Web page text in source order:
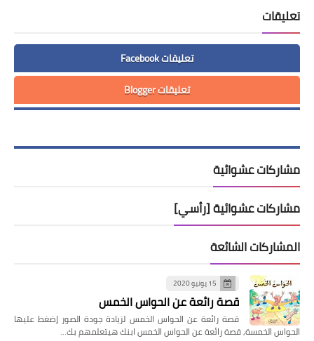
تعليقات
تعليقات Facebook
تعليقات Blogger
مشاركات عشوائية
مشاركات عشوائية [رأسي]
المشاركات الشائعة
15 يونيو 2020
قصة رائعة عن الحواس الخمس
قصة رائعة عن الحواس الخمس لزيادة جودة الصور إضغط عليها
الحواس الخمسة, قصة رائعة عن الحواس الخمس ابنك هيتعلمهم بك…